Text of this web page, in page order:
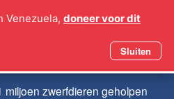
zwerfdieren geholpen
Venezuela, doneer voor dit
Sluiten